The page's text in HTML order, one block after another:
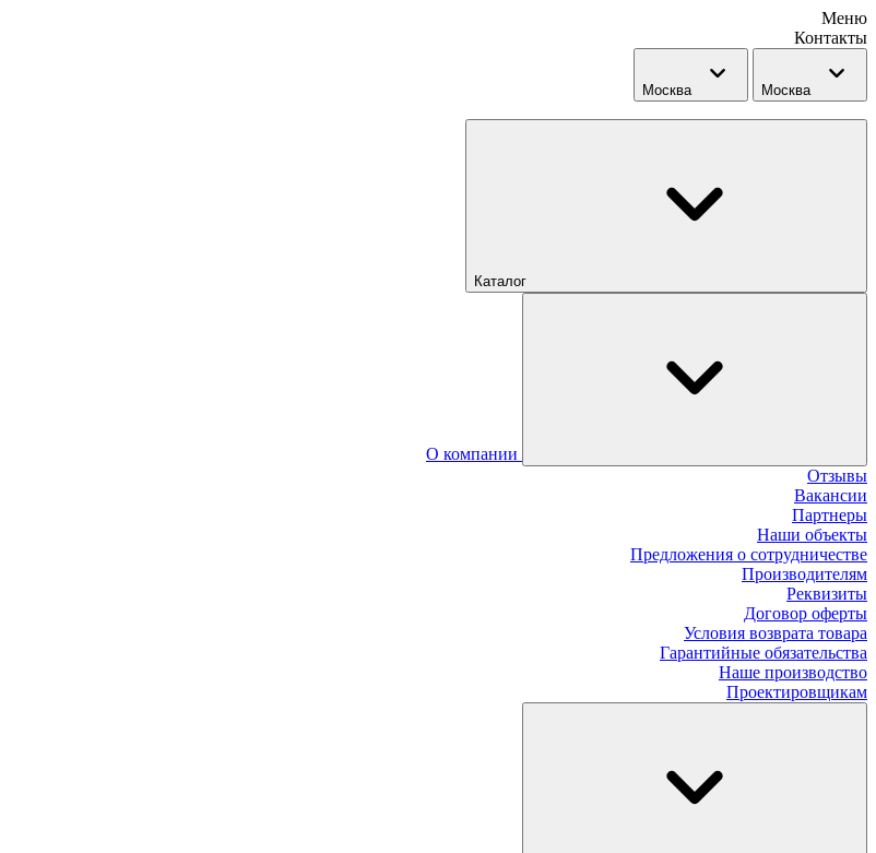
Меню
Контакты
Москва Москва
Каталог
О компании
Отзывы
Вакансии
Партнеры
Наши объекты
Предложения о сотрудничестве
Производителям
Реквизиты
Договор оферты
Условия возврата товара
Гарантийные обязательства
Наше производство
Проектировщикам